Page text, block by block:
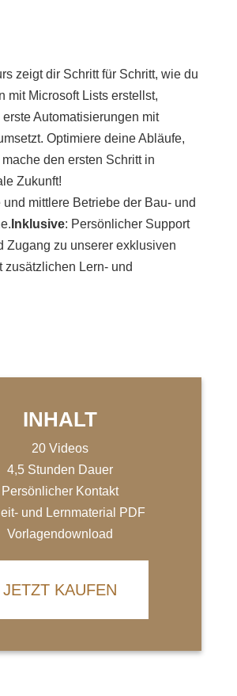
zeigtdir Schrittfür Schritt, wie du
mit Microsoft Lists erstellst,
ersteAutomatisierungen mit
Optimiere deineAbläufe,
mache den ersten Schritt in
Zukunft!
und mittlere Betriebe der Bau- und
Inklusive: Persönlicher Support
Zugang zu unserer exklusiven
zusätzlichen Lern- und
INHALT
20 Videos
4,5 Stunden Dauer
Persönlicher Kontakt
und Lernmaterial PDF
Vorlagendownload
JETZT KAUFEN